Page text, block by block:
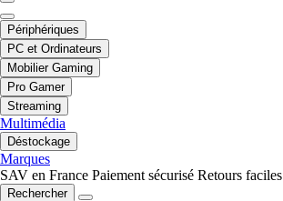
Périphériques
PC et Ordinateurs
Mobilier Gaming
Pro Gamer
Streaming
Multimédia
Déstockage
Marques
SAV en France Paiement sécurisé Retours faciles
Rechercher